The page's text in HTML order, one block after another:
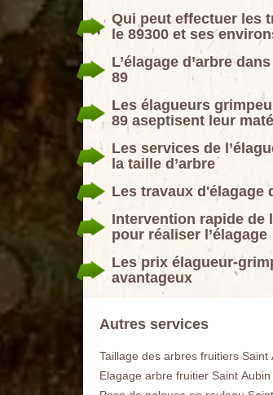
Qui peut effectuer les
le 89300 et ses
L’élagage d’arbre
89
Les élagueurs
89 aseptisent leur
Les services de
la taille d’arbre
Les travaux d'élagage
Intervention rapide de
pour réaliser l’élagage
Les prix élagueur-
avantageux
Autres services
Taillage des arbres fruitiers Saint
Elagage arbre fruitier Saint Aubin